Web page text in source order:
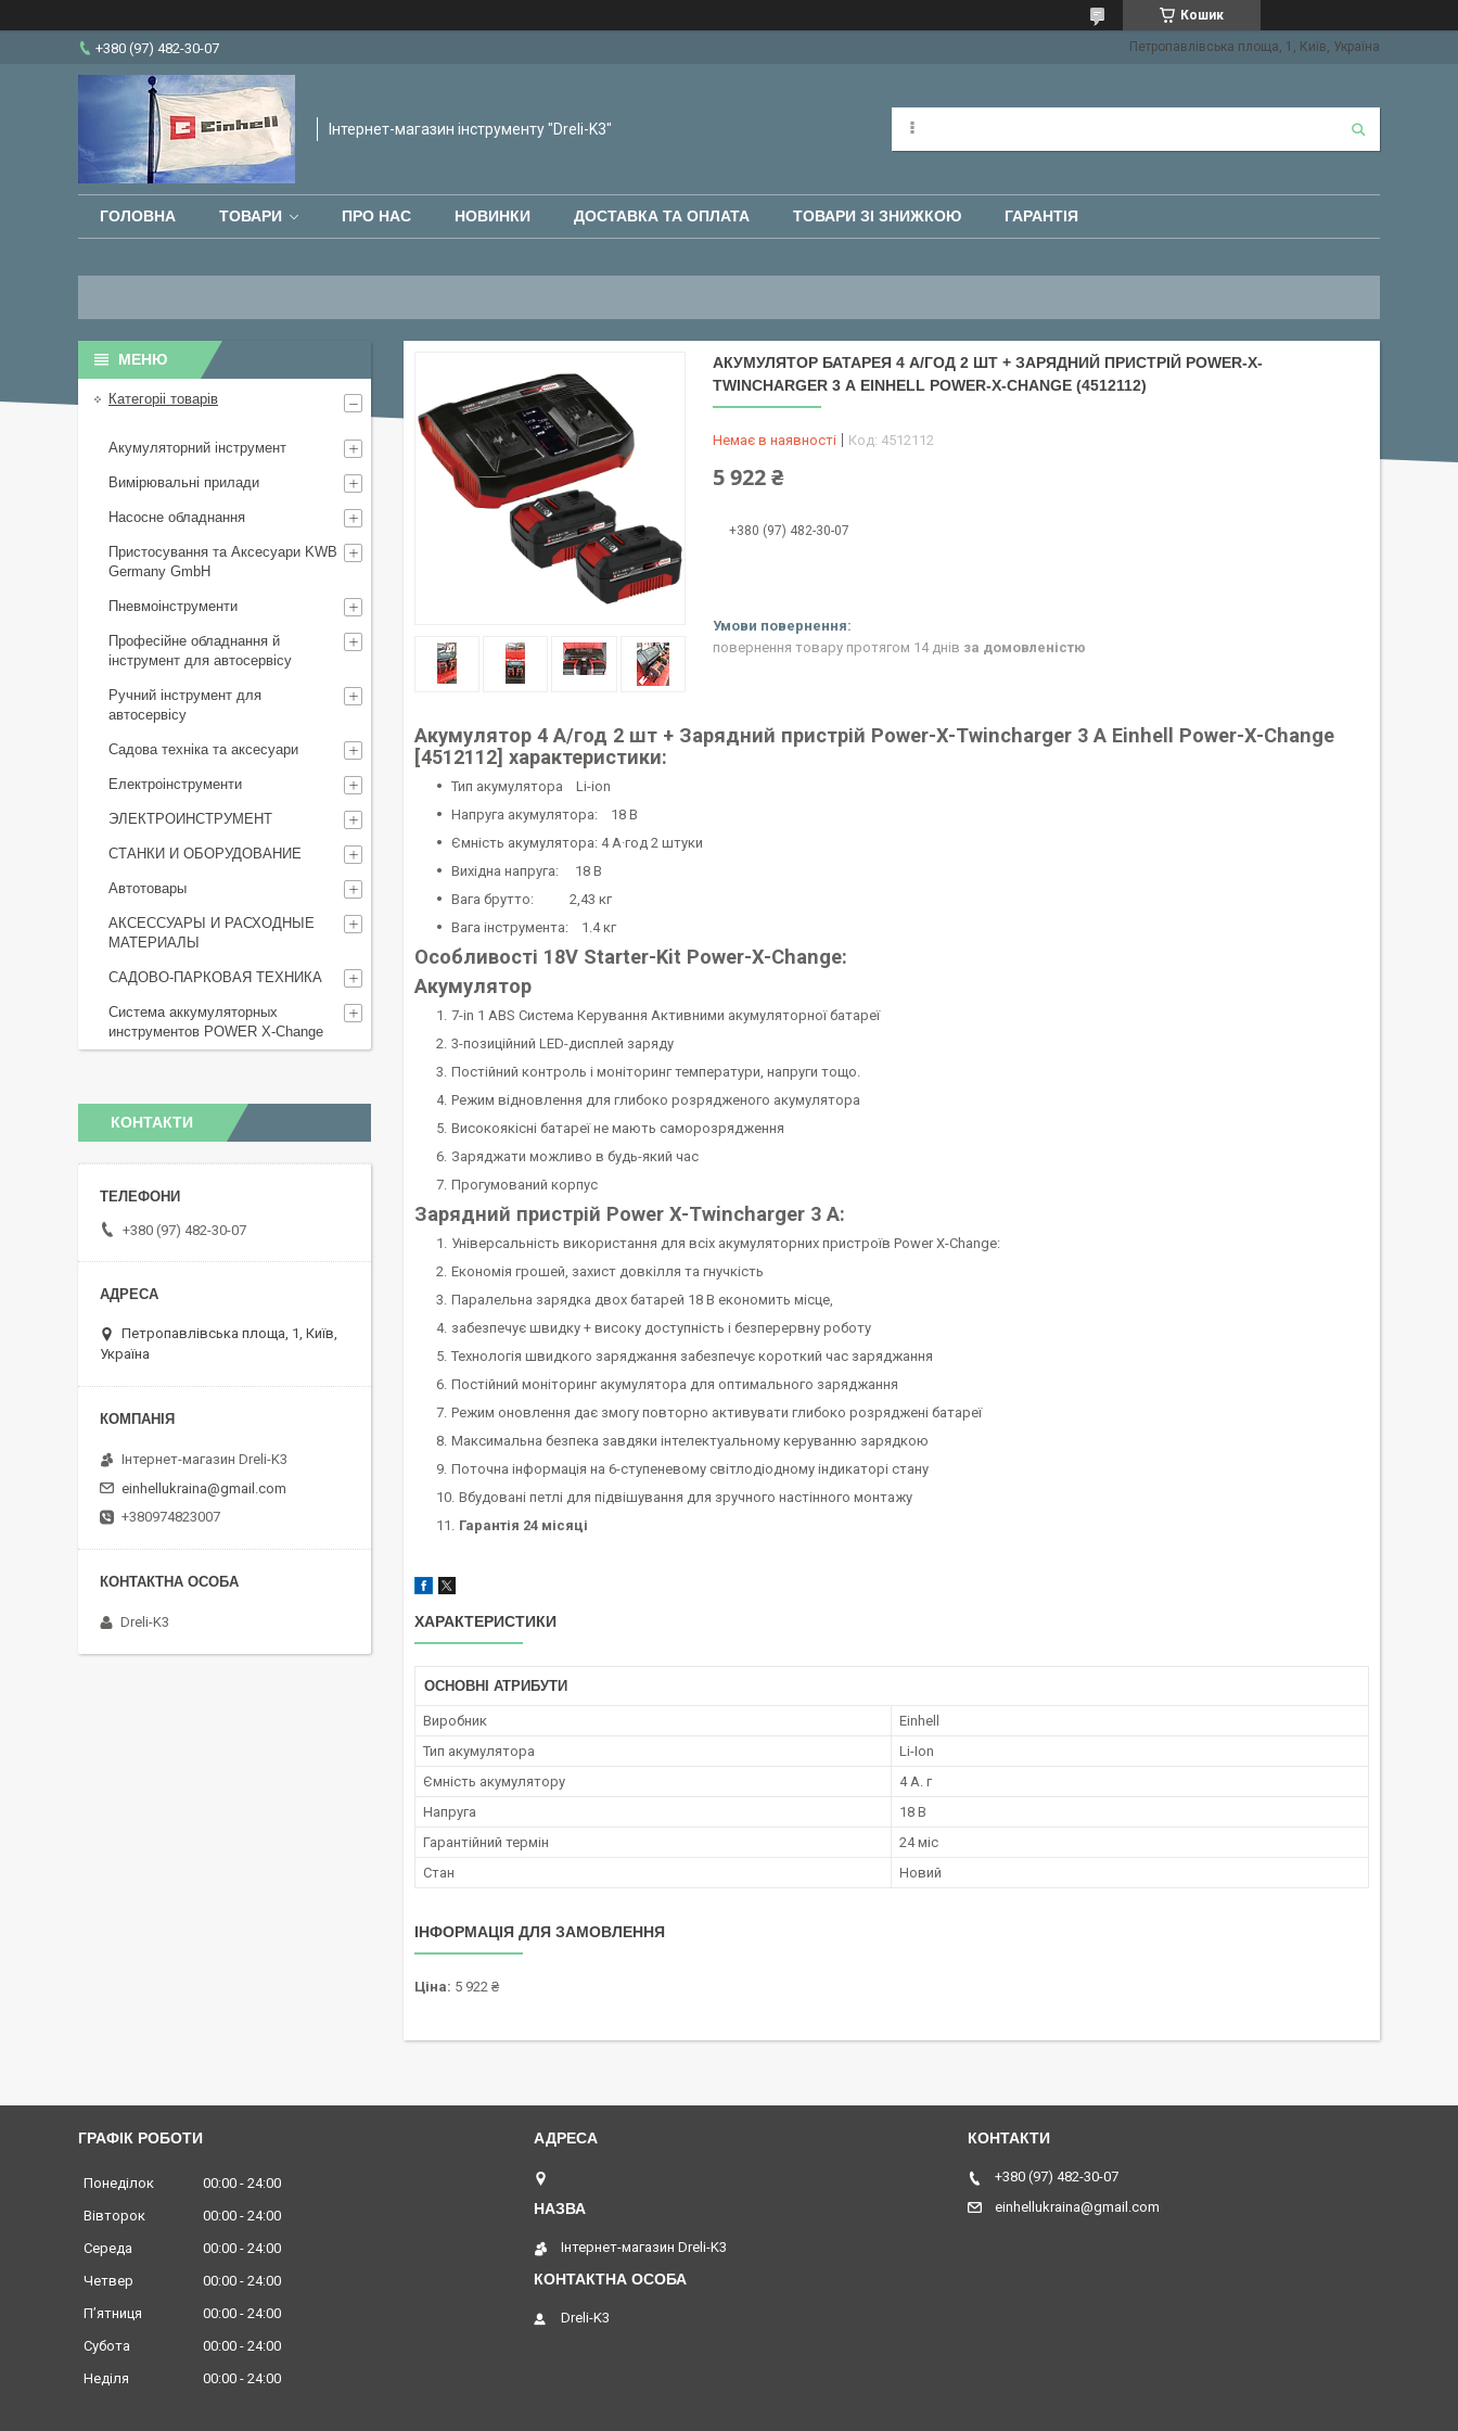
Кошик
+380 (97) 482-30-07 Петропавлівська площа, 1, Київ, Україна
Інтернет-магазин інструменту "Dreli-K3"
ГОЛОВНА ТОВАРИ ПРО НАС НОВИНКИ ДОСТАВКА ТА ОПЛАТА ТОВАРИ ЗІ ЗНИЖКОЮ ГАРАНТІЯ
АКУМУЛЯТОР БАТАРЕЯ 4 А/ГОД 2 ШТ + ЗАРЯДНИЙ ПРИСТРІЙ POWER-X-
TWINCHARGER 3 А EINHELL POWER-X-CHANGE (4512112)
Немає в наявності Код: 4512112
5 922 ₴
+380 (97) 482-30-07
повернення товару протягом 14 днів за домовленістю
Акумулятор 4 А/год 2 шт + Зарядний пристрій Power-X-Twincharger 3 А Einhell Power-X-Change
[4512112] характеристики:
Тип акумулятора Li-ion
Напруга акумулятора: 18 В
Ємність акумулятора: 4 А·год 2 штуки
Вихідна напруга: 18 В
Вага брутто: 2,43 кг
Вага інструмента: 1.4 кг
Особливості 18V Starter-Kit Power-X-Change:
Акумулятор
7-in 1 ABS Система Керування Активними акумуляторної батареї
3-позиційний LED-дисплей заряду
Постійний контроль і моніторинг температури, напруги тощо.
Режим відновлення для глибоко розрядженого акумулятора
Високоякісні батареї не мають саморозрядження
Заряджати можливо в будь-який час
Прогумований корпус
Зарядний пристрій Power X-Twincharger 3 А:
Універсальність використання для всіх акумуляторних пристроїв Power X-Change:
Економія грошей, захист довкілля та гнучкість
Паралельна зарядка двох батарей 18 В економить місце,
забезпечує швидку + високу доступність і безперервну роботу
Технологія швидкого заряджання забезпечує короткий час заряджання
Постійний моніторинг акумулятора для оптимального заряджання
Режим оновлення дає змогу повторно активувати глибоко розряджені батареї
Максимальна безпека завдяки інтелектуальному керуванню зарядкою
Поточна інформація на 6-ступеневому світлодіодному індикаторі стану
Вбудовані петлі для підвішування для зручного настінного монтажу
Гарантія 24 місяці
ХАРАКТЕРИСТИКИ
ОСНОВНІ АТРИБУТИ
Виробник
Einhell
Тип акумулятора
Li-Ion
Ємність акумулятору
4 А. г
Напруга
18 В
Гарантійний термін
24 міс
Стан
Новий
ІНФОРМАЦІЯ ДЛЯ ЗАМОВЛЕННЯ
Ціна: 5 922 ₴
Категоріі товарів
Акумуляторний інструмент
Вимірювальні прилади
Насосне обладнання
Пристосування та Аксесуари KWB
Germany GmbH
Пневмоінструменти
Професійне обладнання й
інструмент для автосервісу
Ручний інструмент для
автосервісу
Садова техніка та аксесуари
Електроінструменти
ЭЛЕКТРОИНСТРУМЕНТ
СТАНКИ И ОБОРУДОВАНИЕ
Автотовары
АКСЕССУАРЫ И РАСХОДНЫЕ
МАТЕРИАЛЫ
САДОВО-ПАРКОВАЯ ТЕХНИКА
Система аккумуляторных
инструментов POWER X-Change
КОНТАКТИ
+380 (97) 482-30-07
Петропавлівська площа, 1, Київ,
Україна
Інтернет-магазин Dreli-K3
einhellukraina@gmail.com
+380974823007
Dreli-K3
ГРАФІК РОБОТИ
Понеділок 00:00
24:00
Вівторок
00:00
24:00
Середа
00:00
24:00
Четвер
00:00
24:00
Пʼятниця
00:00
24:00
Субота
00:00
24:00
Неділя
00:00 24:00
Інтернет-магазин Dreli-K3
Dreli-K3
+380 (97) 482-30-07
einhellukraina@gmail.com